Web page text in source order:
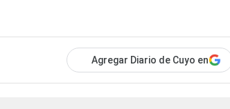
Agregar Diario de Cuyo en